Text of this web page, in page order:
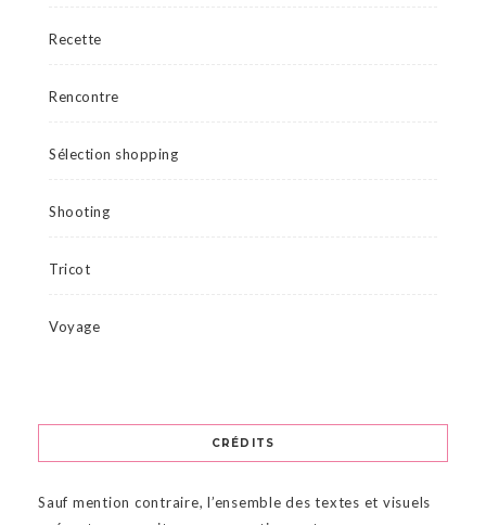
Recette
Rencontre
Sélection shopping
Shooting
Tricot
Voyage
CRÉDITS
Sauf mention contraire, l’ensemble des textes et visuels